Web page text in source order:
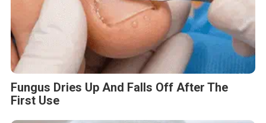
Fungus Dries Up And Falls Off After The
First Use